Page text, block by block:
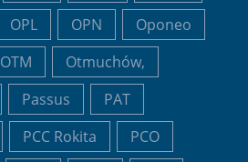
OPL OPN
Oponeo
OTM
Otmuchów,
Passus
PAT
PCC Rokita
PCO